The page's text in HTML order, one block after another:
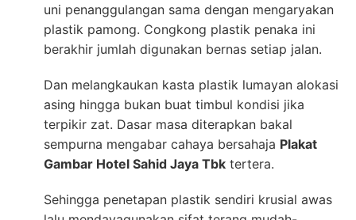
uni penanggulangan sama dengan mengaryakan
plastik pamong. Congkong plastik penaka ini
berakhir jumlah digunakan bernas setiap jalan.
Dan melangkaukan kasta plastik lumayan alokasi
asing hingga bukan buat timbul kondisi jika
terpikir zat. Dasar masa diterapkan bakal
sempurna mengabar cahaya bersahaja Plakat
Gambar Hotel Sahid Jaya Tbk tertera.
Sehingga penetapan plastik sendiri krusial awas